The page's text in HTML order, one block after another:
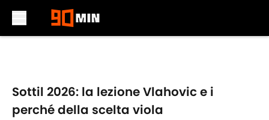
Sottil 2026: la lezione Vlahovic e i
perché della scelta viola